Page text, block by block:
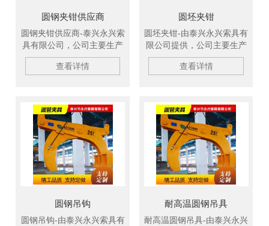
圆钢夹钳供应商
圆钢夹钳供应商-泰兴永兴索
具有限公司，公司主要生产
柔性吊带、扁平吊装带、冶
金吊具、钢坯吊钩、C型吊
钢丝绳吊具、尼龙绳吊具、
起重链条成套索具、引纸
绳、注塑钢丝绳、软梯、安
全带等几大系列，欢迎新老
客户洽谈订购！
查看详情
圆坯夹钳
圆坯夹钳-由泰兴永兴索具有
限公司提供，公司主要生产
柔性吊带、扁平吊装带、冶
金吊具、钢坯吊钩、C型吊
钢丝绳吊具、尼龙绳吊具、
起重链条成套索具、引纸
绳、注塑钢丝绳、软梯、安
全带等几大系列，欢迎新老
客户洽谈订购！
查看详情
圆钢吊钩
圆钢吊钩-由泰兴永兴索具有
耐高温圆钢吊具
耐高温圆钢吊具-由泰兴永兴